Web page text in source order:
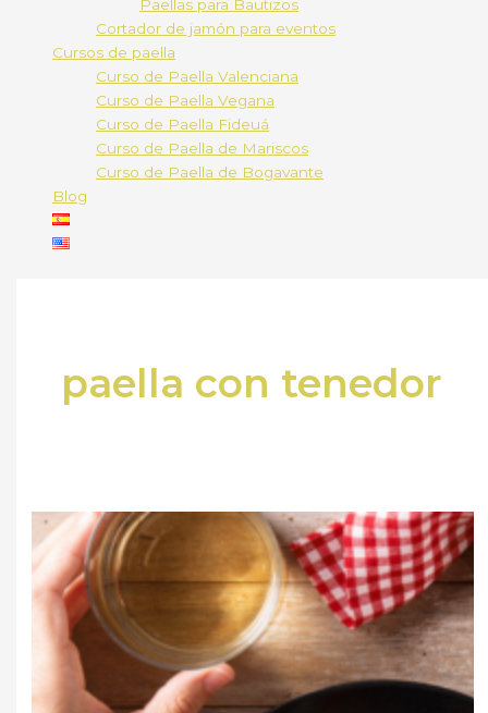
Paellas para Bautizos
Cortador de jamón para eventos
Cursos de paella
Curso de Paella Valenciana
Curso de Paella Vegana
Curso de Paella Fideuá
Curso de Paella de Mariscos
Curso de Paella de Bogavante
Blog
paella con tenedor